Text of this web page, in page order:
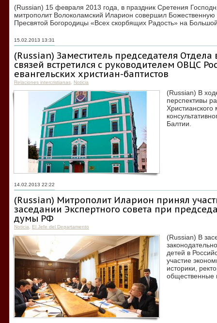
(Russian) 15 февраля 2013 года, в праздник Сретения
митрополит Волоколамский Иларион совершил Божественную
Пресвятой Богородицы «Всех скорбящих Радость» на
15.02.2013 13:31
(Russian) Заместитель председателя
связей встретился с руководителем ОВЦС
евангельских христиан-баптистов
Relaciones intercristianas Noticia
(Russian) В
перспективы
Балтии.
14.02.2013 22:22
(Russian) Митрополит Иларион принял
заседании Экспертного совета при
думы РФ
Noticia El Jefe del Departamento
(Russian) В
детей в
участие
историки,
общественные